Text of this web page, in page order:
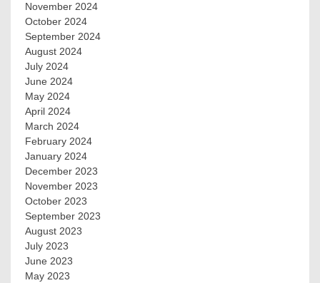
November 2024
October 2024
September 2024
August 2024
July 2024
June 2024
May 2024
April 2024
March 2024
February 2024
January 2024
December 2023
November 2023
October 2023
September 2023
August 2023
July 2023
June 2023
May 2023